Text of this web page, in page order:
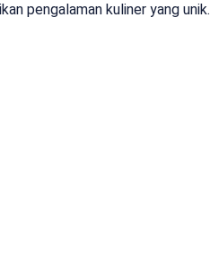
pengalaman kuliner yang unik.